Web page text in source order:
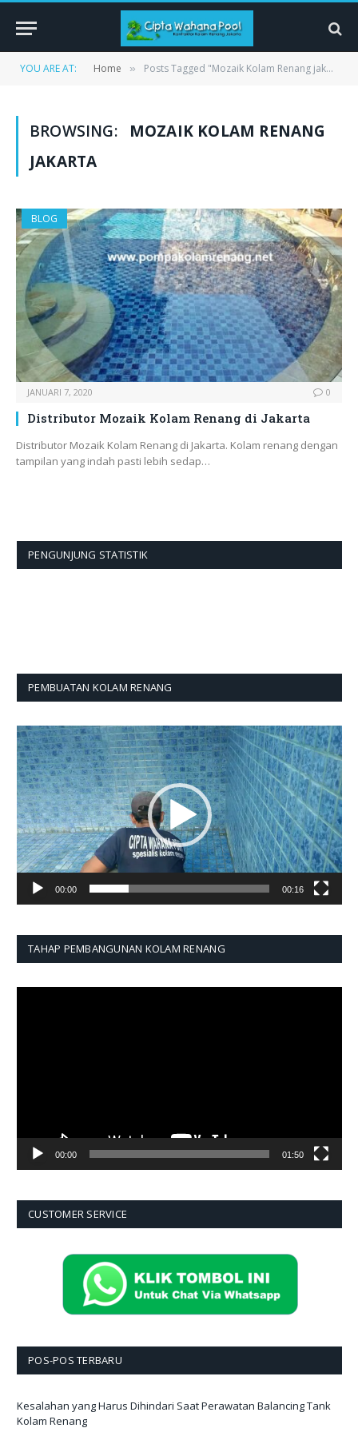
YOU ARE AT: Home » Posts Tagged "Mozaik Kolam Renang jakarta"
BROWSING:
MOZAIK KOLAM RENANG
JAKARTA
BLOG
JANUARI 7, 2020 0
Distributor Mozaik Kolam Renang di Jakarta
Distributor Mozaik Kolam Renang di Jakarta. Kolam renang dengan
tampilan yang indah pasti lebih sedap…
PENGUNJUNG STATISTIK
PEMBUATAN KOLAM RENANG
Pemutar
Video
00:00 00:16
TAHAP PEMBANGUNAN KOLAM RENANG
00:00 01:50
CUSTOMER SERVICE
POS-POS TERBARU
Kesalahan yang Harus Dihindari Saat Perawatan Balancing Tank
Kolam Renang